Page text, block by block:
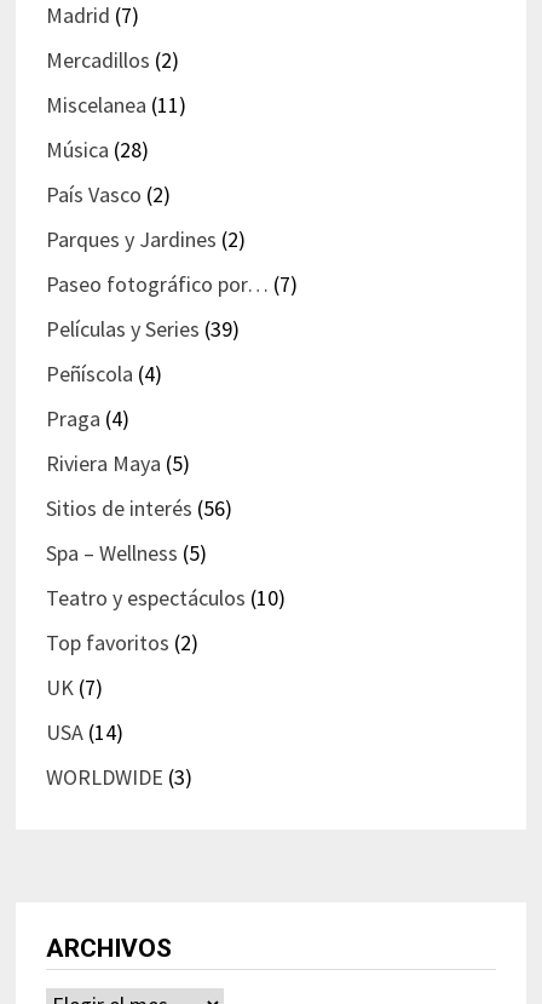
Madrid (7)
Mercadillos (2)
Miscelanea (11)
Música (28)
País Vasco (2)
Parques y Jardines (2)
Paseo fotográfico por… (7)
Películas y Series (39)
Peñíscola (4)
Praga (4)
Riviera Maya (5)
Sitios de interés (56)
Spa – Wellness (5)
Teatro y espectáculos (10)
Top favoritos (2)
UK(7)
USA(14)
WORLDWIDE (3)
ARCHIVOS